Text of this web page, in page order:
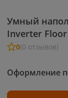
Умный
Inverter Floor
0(0 отзывов)
Оформление